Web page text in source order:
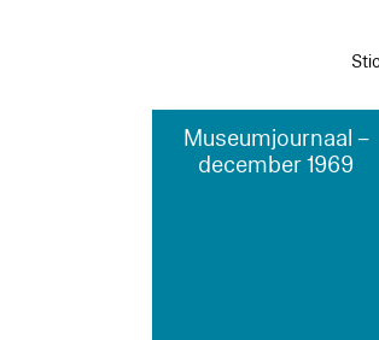
Museumjournaal –
december 1969